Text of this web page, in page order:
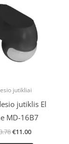
jutikliai
jutiklis El
MD-16B7
was:
€13.78.
€11.00